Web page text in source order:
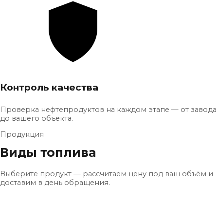
Контроль качества
Проверка нефтепродуктов на каждом этапе — от завода
до вашего объекта.
Продукция
Виды топлива
Выберите продукт — рассчитаем цену под ваш объём и
доставим в день обращения.